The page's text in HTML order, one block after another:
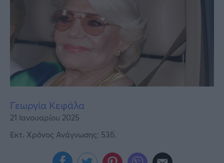
Γεωργία Κεφάλα
21 Ιανουαρίου 2025
Εκτ. Χρόνος Ανάγνωσης: 53δ.